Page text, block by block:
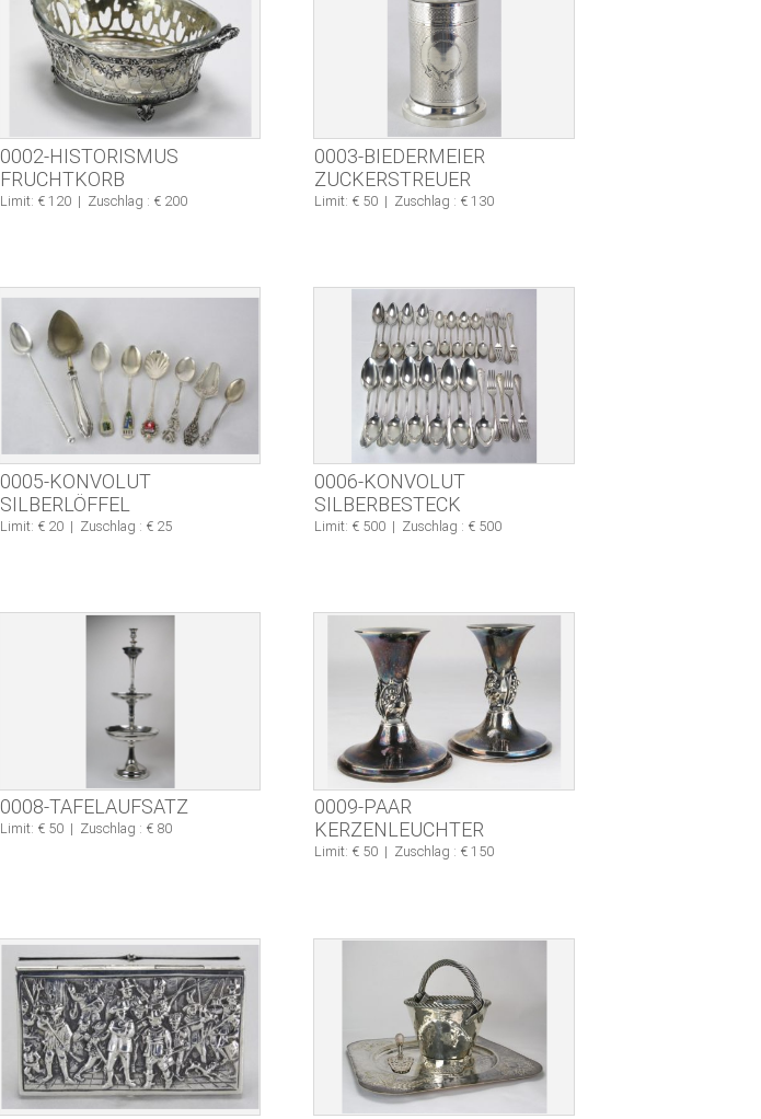
0002-HISTORISMUS
FRUCHTKORB
Limit: € 120 | Zuschlag : € 200
0003-BIEDERMEIER
ZUCKERSTREUER
Limit: € 50 | Zuschlag : € 130
0005-KONVOLUT
SILBERLÖFFEL
Limit: € 20 | Zuschlag : € 25
0006-KONVOLUT
SILBERBESTECK
Limit: € 500 | Zuschlag : € 500
0008-TAFELAUFSATZ
Limit: € 50 | Zuschlag : € 80
0009-PAAR
KERZENLEUCHTER
Limit: € 50 | Zuschlag : € 150